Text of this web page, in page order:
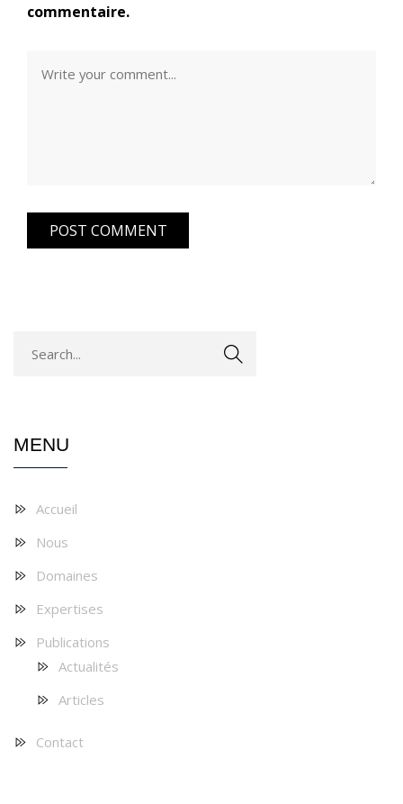
commentaire.
MENU
Accueil
Nous
Domaines
Expertises
Publications
Actualités
Articles
Contact